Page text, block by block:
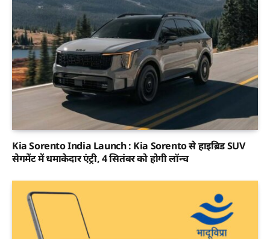
Kia Sorento India Launch : Kia Sorento से हाइब्रिड SUV
सेगमेंट में धमाकेदार एंट्री, 4 सितंबर को होगी लॉन्च